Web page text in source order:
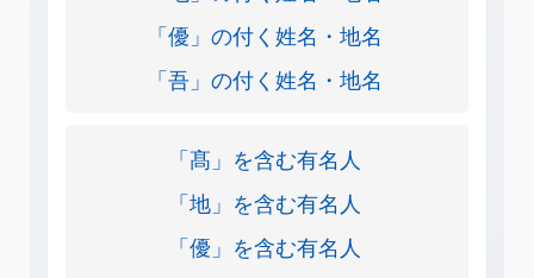
「優」の付く姓名・地名
「吾」の付く姓名・地名
「髙」を含む有名人
「地」を含む有名人
「優」を含む有名人